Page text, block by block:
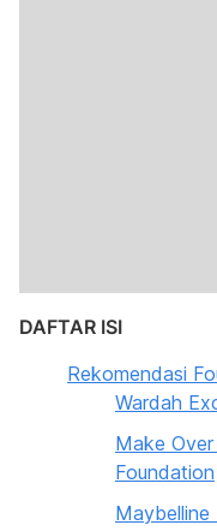
DAFTAR ISI
Rekomendasi
Wardah
Make
Foundation